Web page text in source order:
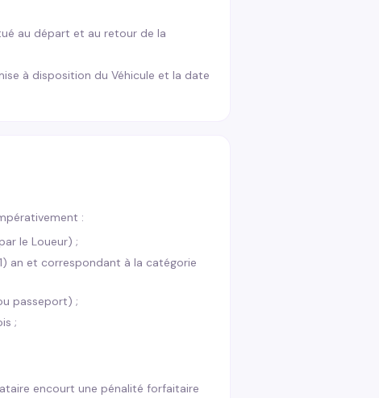
au départ et au retour de la
à disposition du Véhicule et la date
:
le Loueur) ;
an et correspondant à la catégorie
passeport) ;
;
encourt une pénalité forfaitaire